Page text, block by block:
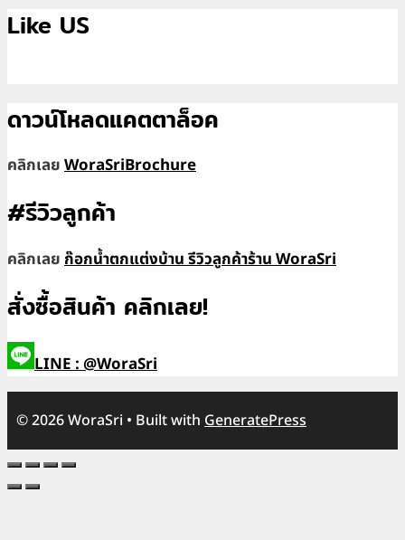
Like US
ดาวน์โหลดแคตตาล็อค
คลิกเลยWoraSriBrochure
#รีวิวลูกค้า
คลิกเลยก๊อกน้ำตกแต่งบ้าน รีวิวลูกค้าร้าน WoraSri
สั่งซื้อสินค้า คลิกเลย!
LINE : @WoraSri
© 2026 WoraSri • Built with GeneratePress